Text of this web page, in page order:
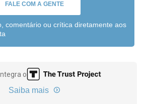
FALE COM A GENTE
comentário ou crítica diretamente aos
o
Saiba mais